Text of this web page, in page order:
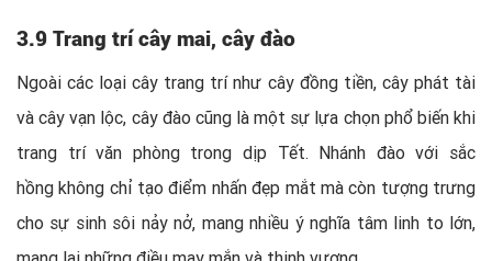
3.9 Trang trí cây mai, cây đào
Ngoài các loại cây trang trí như cây đồng tiền, cây phát tài
và cây vạn lộc, cây đào cũng là một sự lựa chọn phổ biến khi
trang trí văn phòng trong dịp Tết. Nhánh đào với sắc
hồng không chỉ tạo điểm nhấn đẹp mắt mà còn tượng trưng
cho sự sinh sôi nảy nở, mang nhiều ý nghĩa tâm linh to lớn,